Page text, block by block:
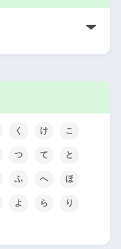
く け こ
つ て と
ふ へ ほ
よ ら り